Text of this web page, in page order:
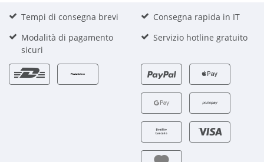
Tempi di consegna brevi
Consegna rapida in IT
Modalità di pagamento
sicuri
Servizio hotline gratuito